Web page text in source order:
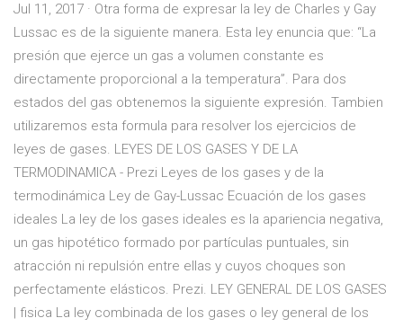
Jul 11, 2017 · Otra forma de expresar la ley de Charles y Gay
Lussac es de la siguiente manera. Esta ley enuncia que: “La
presión que ejerce un gas a volumen constante es
directamente proporcional a la temperatura”. Para dos
estados del gas obtenemos la siguiente expresión. Tambien
utilizaremos esta formula para resolver los ejercicios de
leyes de gases. LEYES DE LOS GASES Y DE LA
TERMODINAMICA - Prezi Leyes de los gases y de la
termodinámica Ley de Gay-Lussac Ecuación de los gases
ideales La ley de los gases ideales es la apariencia negativa,
un gas hipotético formado por partículas puntuales, sin
atracción ni repulsión entre ellas y cuyos choques son
perfectamente elásticos. Prezi. LEY GENERAL DE LOS GASES
| fisica La ley combinada de los gases o ley general de los